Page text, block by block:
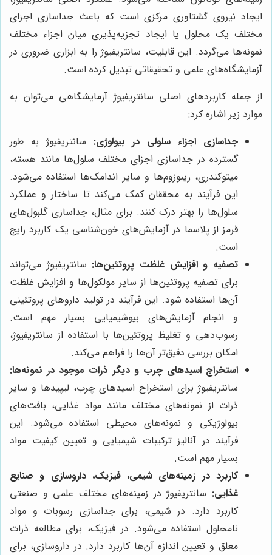
ایجاد نیروی گشتاوری مرکزی است که باعث جداسازی اجزای
مختلف یک محلول یا ایجاد تجزیه‌پذیری میان اجزاء مختلف
نمونه‌ها می‌گردد. این قابلیت، سانتریفیوژ را به ابزاری ضروری در
آزمایشگاه‌های علمی و تحقیقاتی تبدیل کرده است.
از جمله کاربردهای اصلی سانتریفیوژ آزمایشگاهی می‌توان به
موارد زیر اشاره کرد:
جداسازی اجزاء سلولی در بیولوژی: سانتریفیوژ به طور
گسترده در جداسازی اجزای مختلف سلول‌ها مانند هسته،
میتوکندری، ریبوزوم‌ها و سایر اندامک‌ها استفاده می‌شود.
این فرآیند به محققان کمک می‌کند تا ساختار و عملکرد
سلول‌ها را بهتر درک کنند. برای مثال، جداسازی گلبول‌های
قرمز از پلاسما در آزمایش‌های خون‌شناسی یک کاربرد رایج
است.
تصفیه و افزایش غلظت پروتئین‌ها: سانتریفیوژ می‌تواند
برای تصفیه پروتئین‌ها از سایر مولکول‌ها و افزایش غلظت
آن‌ها استفاده شود. این فرآیند در تولید داروهای پروتئینی
و انجام آزمایش‌های بیوشیمیایی بسیار مهم است.
رسوب‌دهی و تغلیظ پروتئین‌ها با استفاده از سانتریفیوژ،
امکان بررسی دقیق‌تر آن‌ها را فراهم می‌کند.
استخراج اسیدهای چرب و دیگر ذرات موجود در نمونه‌ها:
سانتریفیوژ برای استخراج اسیدهای چرب، لیپیدها و سایر
ذرات از نمونه‌های مختلف مانند مواد غذایی، بافت‌های
بیولوژیکی و نمونه‌های محیطی استفاده می‌شود. این
فرآیند در آنالیز ترکیبات شیمیایی و تعیین کیفیت مواد
بسیار مهم است.
کاربرد در زمینه‌های شیمی، فیزیک، داروسازی و صنایع
غذایی: سانتریفیوژ در زمینه‌های مختلف علمی و صنعتی
کاربرد دارد. در شیمی، برای جداسازی رسوبات و مواد
نامحلول استفاده می‌شود. در فیزیک، برای مطالعه ذرات
معلق و تعیین اندازه آن‌ها کاربرد دارد. در داروسازی، برای